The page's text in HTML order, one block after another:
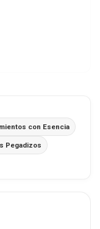
con Esencia
Pegadizos